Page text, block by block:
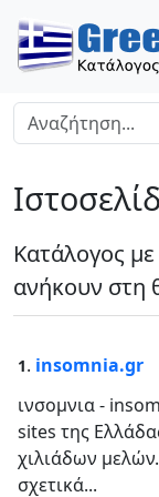
Κατάλογος
ανήκουν στη
1. insomnia.gr
ινσομνια -
sites της
χιλιάδων
σχετικά...